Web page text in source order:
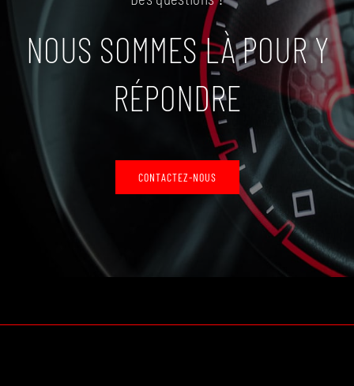
NOUS SOMMES LÀ POUR Y
RÉPONDRE
CONTACTEZ-NOUS